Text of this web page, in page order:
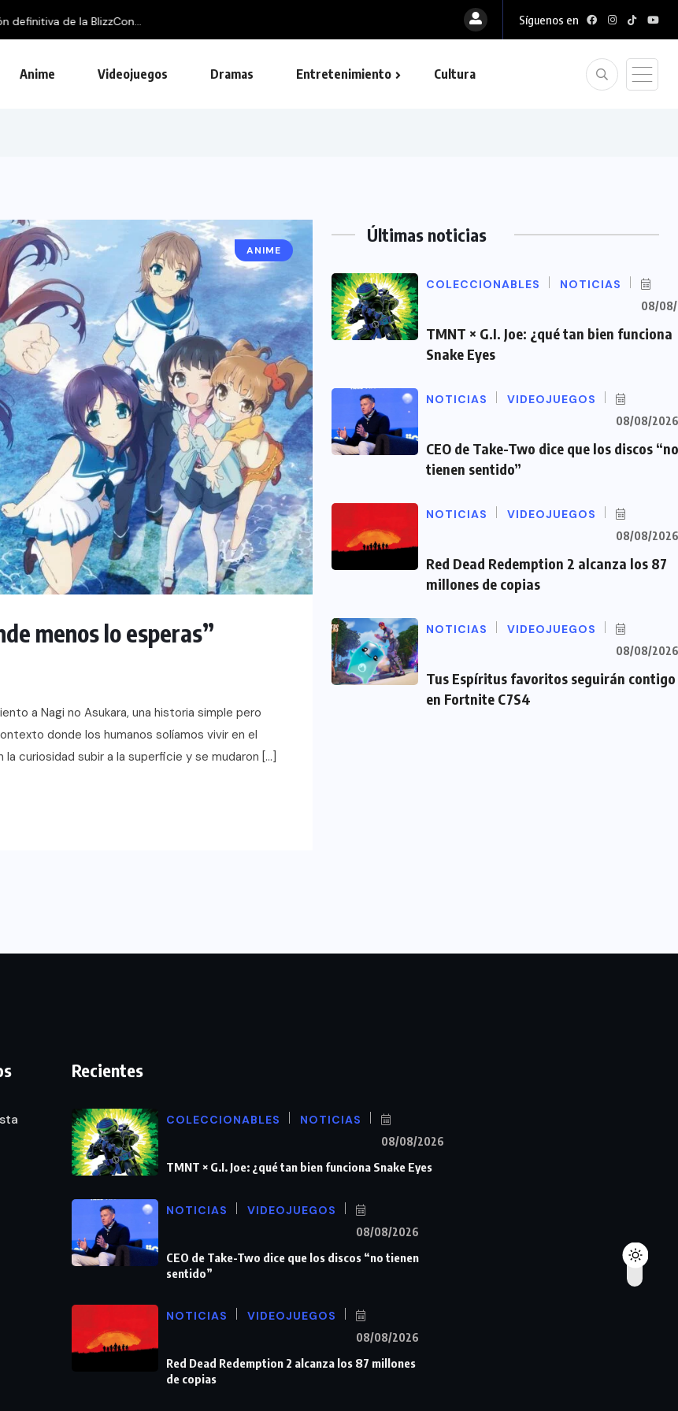
Síguenos en
Anime Videojuegos Dramas Entretenimiento Cultura
ANIME
menos lo esperas”
a Nagi no Asukara, una historia simple pero
donde los humanos solíamos vivir en el
curiosidad subir a la superficie y se mudaron […]
Últimas noticias
COLECCIONABLES NOTICIAS
08/
TMNT × G.I. Joe: ¿qué tan bien funciona
Snake Eyes
NOTICIAS VIDEOJUEGOS
08/08/2026
CEO de Take-Two dice que los discos “no
tienen sentido”
NOTICIAS VIDEOJUEGOS
08/08/2026
Red Dead Redemption 2 alcanza los 87
millones de copias
NOTICIAS VIDEOJUEGOS
08/08/2026
Tus Espíritus favoritos seguirán contigo
en Fortnite C7S4
Recientes
COLECCIONABLES NOTICIAS
08/08/2026
TMNT × G.I. Joe: ¿qué tan bien funciona Snake Eyes
NOTICIAS VIDEOJUEGOS
08/08/2026
CEO de Take-Two dice que los discos “no tienen
sentido”
NOTICIAS VIDEOJUEGOS
08/08/2026
Red Dead Redemption 2 alcanza los 87 millones
de copias